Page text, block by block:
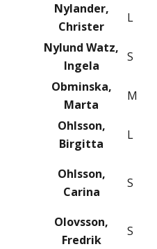
Nylander,
Christer
L
Nylund Watz,
Ingela
S
Obminska,
Marta
M
Ohlsson,
Birgitta
L
Ohlsson,
Carina
S
Olovsson,
Fredrik
S